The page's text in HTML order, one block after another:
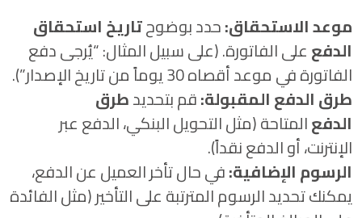
موعد الاستحقاق:حدد بوضوحتاريخ استحقاق
الدفععلى الفاتورة. (على سبيل المثال: “يُرجى دفع
الفاتورة في موعد أقصاه 30 يوماً من تاريخ الإصدار”).
طرق الدفع المقبولة:قم بتحديدطرق
الدفعالمتاحة (مثل التحويل البنكي، الدفع عبر
الإنترنت، أو الدفع نقداً).
الرسوم الإضافية:في حال تأخر العميل عن الدفع،
يمكنك تحديد الرسوم المترتبة على التأخير (مثل الفائدة